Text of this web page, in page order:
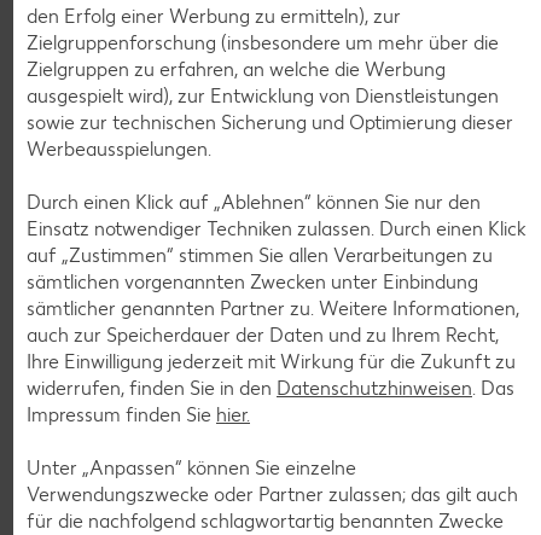
ROYAL ORANGE
-56%
0.69
1.59
Weitere Angebote anzeigen
Tiefkühlkost
Gültig vom 06.08. bis 12.08.
KNÜLLER
den Erfolg einer Werbung zu ermitteln), zur
Zielgruppenforschung (insbesondere um mehr über die
Zielgruppen zu erfahren, an welche die Werbung
ausgespielt wird), zur Entwicklung von Dienstleistungen
sowie zur technischen Sicherung und Optimierung dieser
Werbeausspielungen.
Durch einen Klick auf „Ablehnen“ können Sie nur den
Einsatz notwendiger Techniken zulassen. Durch einen Klick
auf „Zustimmen“ stimmen Sie allen Verarbeitungen zu
sämtlichen vorgenannten Zwecken unter Einbindung
sämtlicher genannten Partner zu. Weitere Informationen,
auch zur Speicherdauer der Daten und zu Ihrem Recht,
Ihre Einwilligung jederzeit mit Wirkung für die Zukunft zu
widerrufen, finden Sie in den Datenschutzhinweisen. Das
Impressum finden Sie hier.
Unter „Anpassen“ können Sie einzelne
Verwendungszwecke oder Partner zulassen; das gilt auch
für die nachfolgend schlagwortartig benannten Zwecke